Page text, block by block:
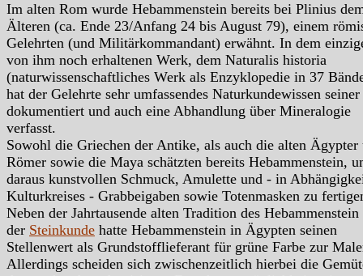
Im alten Rom wurde Hebammenstein bereits bei Plinius
Älteren (ca. Ende 23/Anfang 24 bis August 79), einem
Gelehrten (und Militärkommandant) erwähnt. In dem
von ihm noch erhaltenen Werk, dem Naturalis historia
(naturwissenschaftliches Werk als Enzyklopedie in 37
hat der Gelehrte sehr umfassendes Naturkundewissen
dokumentiert und auch eine Abhandlung über Mineralogie
verfasst.
Sowohl die Griechen der Antike, als auch die alten Ägypter
Römer sowie die Maya schätzten bereits Hebammenstein,
daraus kunstvollen Schmuck, Amulette und - in
Kulturkreises - Grabbeigaben sowie Totenmasken zu
Neben der Jahrtausende alten Tradition des
der Steinkunde hatte Hebammenstein in Ägypten seinen
Stellenwert als Grundstofflieferant für grüne Farbe zur
Allerdings scheiden sich zwischenzeitlich hierbei die